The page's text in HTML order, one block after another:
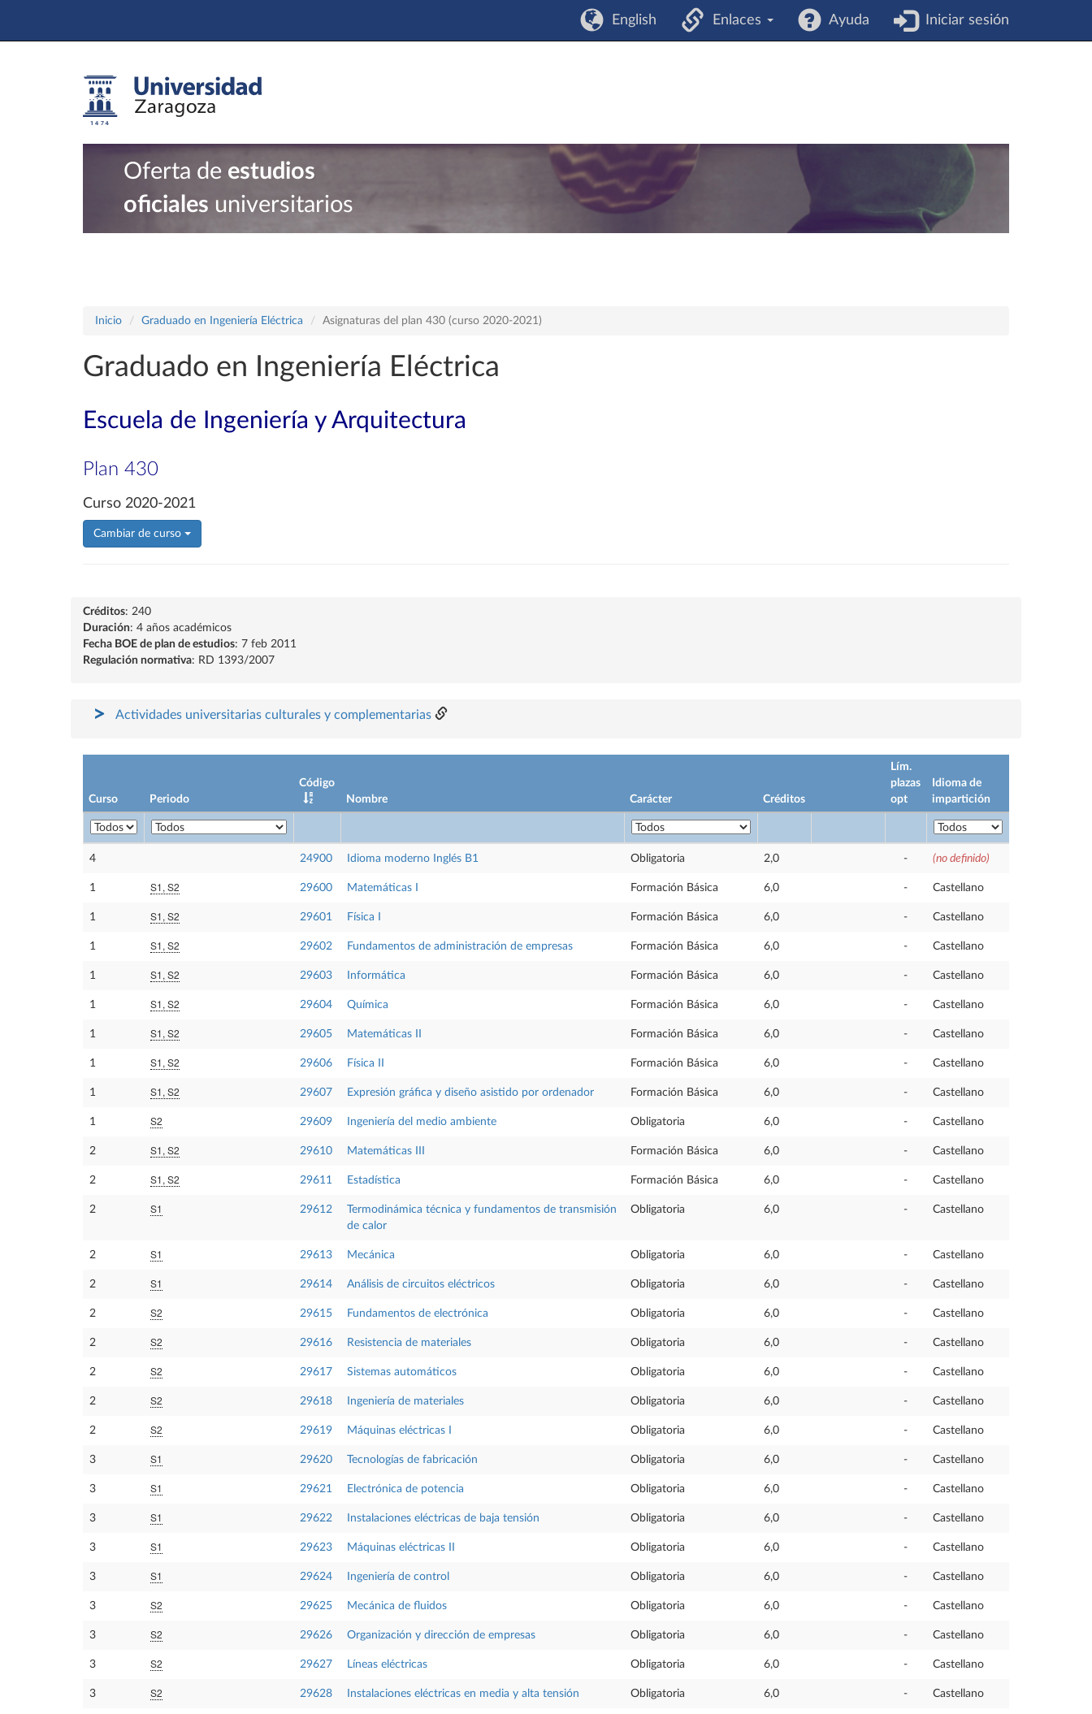
English Enlaces Ayuda Iniciar sesión
Oferta de estudios
oficiales universitarios
Inicio Graduado en Ingeniería Eléctrica Asignaturas del plan 430 (curso 2020-2021)
Graduado en Ingeniería Eléctrica
Escuela de Ingeniería y Arquitectura
Plan 430
Curso 2020-2021
Cambiar de curso
Créditos: 240
Duración: 4 años académicos
Fecha BOE de plan de estudios: 7 feb 2011
Regulación normativa: RD 1393/2007
Actividades universitarias culturales y complementarias
Curso Periodo
Código
Nombre
Carácter Créditos
Lím.
plazas
opt
Idioma de
impartición
4 24900 Idioma moderno Inglés B1 Obligatoria 2,0 - (no definido)
1 S1, S2 29600 Matemáticas I Formación Básica 6,0 - Castellano
1 S1, S2 29601 Física I Formación Básica 6,0 - Castellano
1 S1, S2 29602 Fundamentos de administración de empresas Formación Básica 6,0 - Castellano
1 S1, S2 29603 Informática Formación Básica 6,0 - Castellano
1 S1, S2 29604 Química Formación Básica 6,0 - Castellano
1 S1, S2 29605 Matemáticas II Formación Básica 6,0 - Castellano
1 S1, S2 29606 Física II Formación Básica 6,0 - Castellano
1 S1, S2 29607 Expresión gráfica y diseño asistido por ordenador Formación Básica 6,0 - Castellano
1 S2 29609 Ingeniería del medio ambiente Obligatoria 6,0 - Castellano
2 S1, S2 29610 Matemáticas III Formación Básica 6,0 - Castellano
2 S1, S2 29611 Estadística Formación Básica 6,0 - Castellano
2 S1 29612
Termodinámica técnica y fundamentos de transmisión
de calor
Obligatoria 6,0 - Castellano
2 S1 29613 Mecánica Obligatoria 6,0 - Castellano
2 S1 29614 Análisis de circuitos eléctricos Obligatoria 6,0 - Castellano
2 S2 29615 Fundamentos de electrónica Obligatoria 6,0 - Castellano
2 S2 29616 Resistencia de materiales Obligatoria 6,0 - Castellano
2 S2 29617 Sistemas automáticos Obligatoria 6,0 - Castellano
2 S2 29618 Ingeniería de materiales Obligatoria 6,0 - Castellano
2 S2 29619 Máquinas eléctricas I Obligatoria 6,0 - Castellano
3 S1 29620 Tecnologías de fabricación Obligatoria 6,0 - Castellano
3 S1 29621 Electrónica de potencia Obligatoria 6,0 - Castellano
3 S1 29622 Instalaciones eléctricas de baja tensión Obligatoria 6,0 - Castellano
3 S1 29623 Máquinas eléctricas II Obligatoria 6,0 - Castellano
3 S1 29624 Ingeniería de control Obligatoria 6,0 - Castellano
3 S2 29625 Mecánica de fluidos Obligatoria 6,0 - Castellano
3 S2 29626 Organización y dirección de empresas Obligatoria 6,0 - Castellano
3 S2 29627 Líneas eléctricas Obligatoria 6,0 - Castellano
3 S2 29628 Instalaciones eléctricas en media y alta tensión Obligatoria 6,0 - Castellano